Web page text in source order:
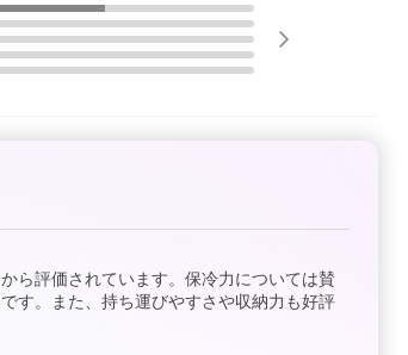
ら評価されています。保冷力については賛
す。また、持ち運びやすさや収納力も好評